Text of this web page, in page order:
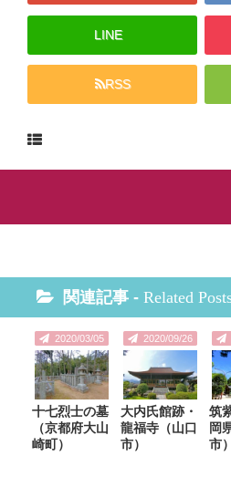
LINE
RSS
関連記事 - Related
2020/03/05
十七烈士の墓
（京都府大山
崎町）
2020/09/26
大内氏館跡・
龍福寺（山口
市）
筑
岡
市